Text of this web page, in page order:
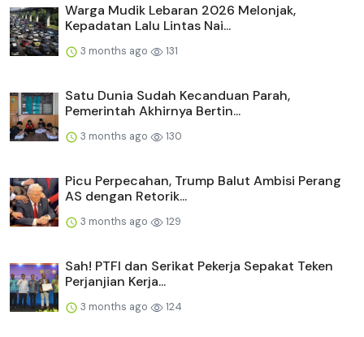
Warga Mudik Lebaran 2026 Melonjak,
Kepadatan Lalu Lintas Nai...
3 months ago 131
Satu Dunia Sudah Kecanduan Parah,
Pemerintah Akhirnya Bertin...
3 months ago 130
Picu Perpecahan, Trump Balut Ambisi Perang
AS dengan Retorik...
3 months ago 129
Sah! PTFI dan Serikat Pekerja Sepakat Teken
Perjanjian Kerja...
3 months ago 124